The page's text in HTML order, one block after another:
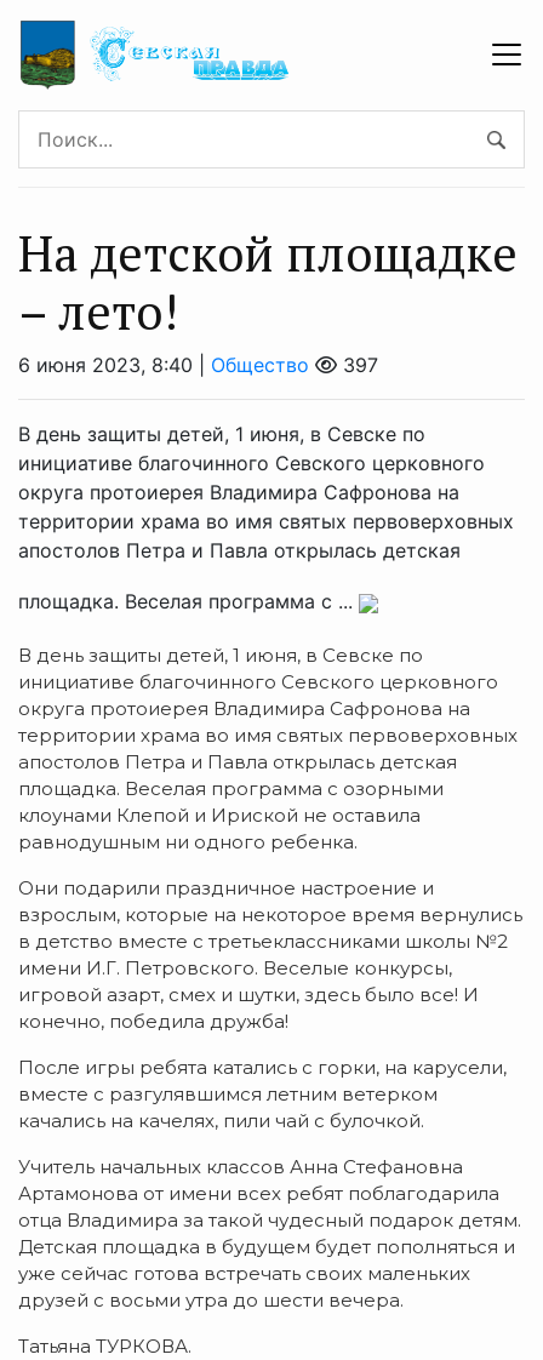
На детской площадке
– лето!
6 июня 2023, 8:40 | Общество 397
В день защиты детей, 1 июня, в Севске по
инициативе благочинного Севского церковного
округа протоиерея Владимира Сафронова на
территории храма во имя святых первоверховных
апостолов Петра и Павла открылась детская
площадка. Веселая программа с ...
В день защиты детей, 1 июня, в Севске по
инициативе благочинного Севского церковного
округа протоиерея Владимира Сафронова на
территории храма во имя святых первоверховных
апостолов Петра и Павла открылась детская
площадка. Веселая программа с озорными
клоунами Клепой и Ириской не оставила
равнодушным ни одного ребенка.
Они подарили праздничное настроение и
взрослым, которые на некоторое время вернулись
в детство вместе с третьеклассниками школы №2
имени И.Г. Петровского. Веселые конкурсы,
игровой азарт, смех и шутки, здесь было все! И
конечно, победила дружба!
После игры ребята катались с горки, на карусели,
вместе с разгулявшимся летним ветерком
качались на качелях, пили чай с булочкой.
Учитель начальных классов Анна Стефановна
Артамонова от имени всех ребят поблагодарила
отца Владимира за такой чудесный подарок детям.
Детская площадка в будущем будет пополняться и
уже сейчас готова встречать своих маленьких
друзей с восьми утра до шести вечера.
Татьяна ТУРКОВА.